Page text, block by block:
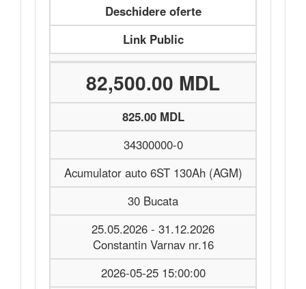
Deschidere oferte
Link Public
82,500.00 MDL
825.00 MDL
34300000-0
Acumulator auto 6ST 130Ah (AGM)
30 Bucata
25.05.2026 - 31.12.2026
Constantin Varnav nr.16
2026-05-25 15:00:00